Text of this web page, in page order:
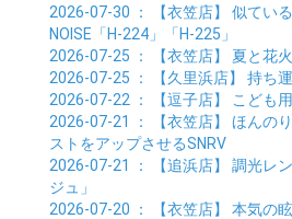
2026-07-30 ： 【衣笠店】 似てい
NOISE「H-224」「H-225」
2026-07-25 ： 【衣笠店】 夏と花
2026-07-25 ： 【久里浜店】 持ち
2026-07-22 ： 【逗子店】
こども
2026-07-21
： 【衣笠店】 ほんの
ストをアップさせるSNRV
2026-07-21
： 【追浜店】 調光レ
ジュ」
2026-07-20 ： 【衣笠店】 本気の